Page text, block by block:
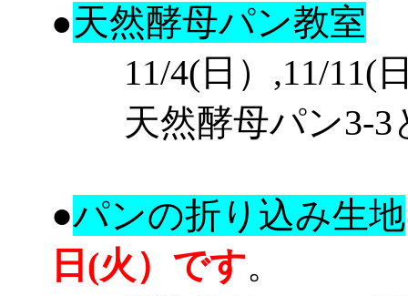
●天然酵母パン教室
11/4( 日 ）,11/11(
天然酵母パン3-3
●パンの折り込み生地
日(火）です。